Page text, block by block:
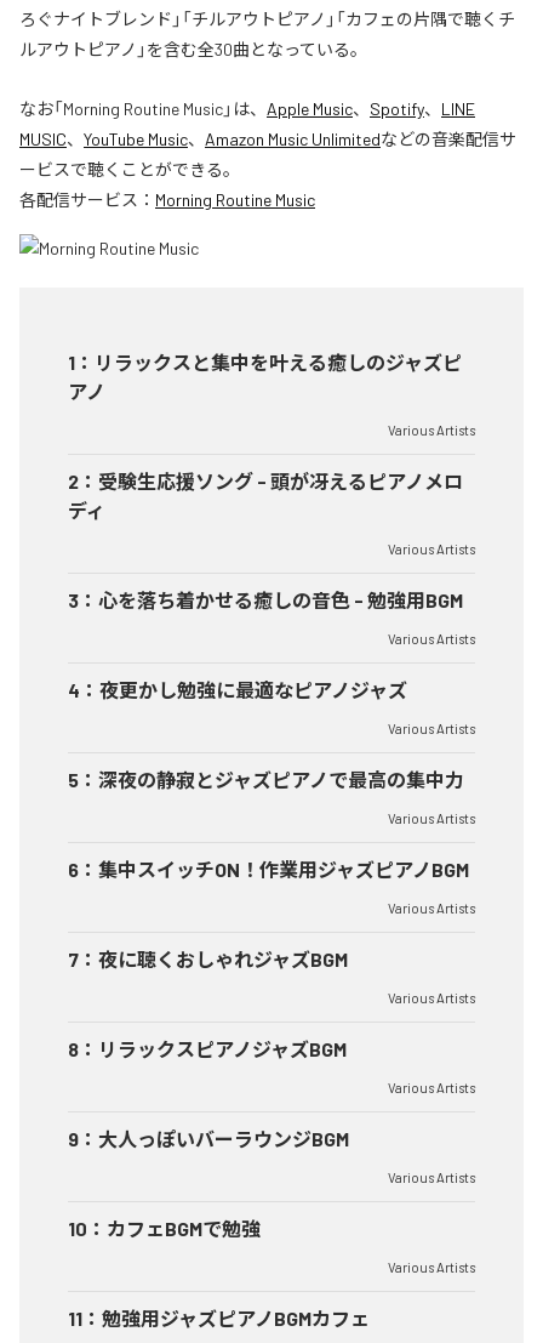
ろぐナイトブレンド」「チルアウトピアノ」「カフェの片隅で聴くチ
ルアウトピアノ」を含む全30曲となっている。
なお「Morning Routine Music」は、 Apple Music、 Spotify、 LINE
MUSIC、 YouTube Music、 Amazon Music Unlimitedなどの音楽配信サ
ービスで聴くことができる。
各配信サービス： Morning Routine Music
1 ： リラックスと集中を叶える癒しのジャズピ
アノ
Various Artists
2 ： 受験生応援ソング - 頭が冴えるピアノメロ
ディ
Various Artists
3 ： 心を落ち着かせる癒しの音色 - 勉強用BGM
Various Artists
4 ： 夜更かし勉強に最適なピアノジャズ
Various Artists
5 ： 深夜の静寂とジャズピアノで最高の集中力
Various Artists
6 ： 集中スイッチON！作業用ジャズピアノBGM
Various Artists
7 ： 夜に聴くおしゃれジャズBGM
Various Artists
8 ： リラックスピアノジャズBGM
Various Artists
9 ： 大人っぽいバーラウンジBGM
Various Artists
10 ： カフェBGMで勉強
Various Artists
11 ： 勉強用ジャズピアノBGMカフェ